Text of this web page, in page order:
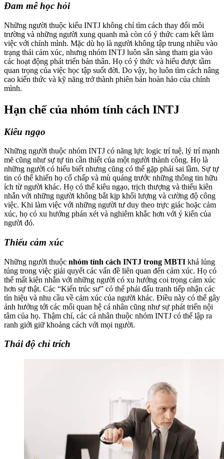
Đam mê học hỏi
Những người thuộc kiểu INTJ không chỉ tìm cách thay đổi môi
trường và những người xung quanh mà còn có ý thức cam kết làm
việc với chính mình. Mặc dù họ là người không tập trung nhiều vào
trạng thái cảm xúc, nhưng nhóm INTJ luôn sẵn sàng tham gia vào
các hoạt động phát triển bản thân. Họ có ý thức và hiểu được tầm
quan trọng của việc học tập suốt đời. Do vậy, họ luôn tìm cách nâng
cao kiến ​​thức và kỹ năng trở thành phiên bản hoàn hảo của chính
mình.
Hạn chế của nhóm tính cách INTJ
Kiêu ngạo
Những người thuộc nhóm INTJ có năng lực logic trí tuệ, lý trí mạnh
mẽ cũng như sự tự tin cần thiết của một người thành công. Họ là
những người có hiểu biết nhưng cũng có thể gặp phải sai lầm. Sự tự
tin có thể khiến họ cố chấp và mù quáng trước những thông tin hữu
ích từ người khác. Họ có thể kiêu ngạo, trịch thượng và thiếu kiên
nhẫn với những người không bắt kịp khối lượng và cường độ công
việc. Khi làm việc với những người tư duy theo trực giác hoặc cảm
xúc, họ có xu hướng phán xét và nghiêm khắc hơn với ý kiến của
người đó.
Thiếu cảm xúc
Những người thuộc nhóm tính cách INTJ trong MBTI khá lúng
túng trong việc giải quyết các vấn đề liên quan đến cảm xúc. Họ có
thể mất kiên nhẫn với những người có xu hướng coi trọng cảm xúc
hơn sự thật. Các “Kiến trúc sư” có thể phải đấu tranh tiếp nhận các
tín hiệu và nhu cầu về cảm xúc của người khác. Điều này có thể gây
ảnh hưởng tới các mối quan hệ cá nhân cũng như sự phát triển nội
tâm của họ. Thậm chí, các cá nhân thuộc nhóm INTJ có thể lập ra
ranh giới giữ khoảng cách với mọi người.
Thái độ chỉ trích